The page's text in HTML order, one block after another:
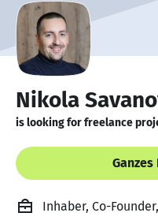
Nikola
is looking for freelance
Inhaber, Co-